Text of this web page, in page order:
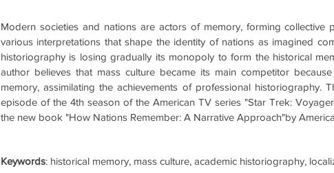
Modern societies and nations are actors of memory, forming
various interpretations that shape the identity of nations as imagined
historiography is losing gradually its monopoly to form the historical
author believes that mass culture became its main competitor
memory, assimilating the achievements of professional historiography.
episode of the 4th season of the American TV series "Star Trek:
the new book "How Nations Remember: A Narrative Approach"by
Keywords: historical memory, mass culture, academic historiography,